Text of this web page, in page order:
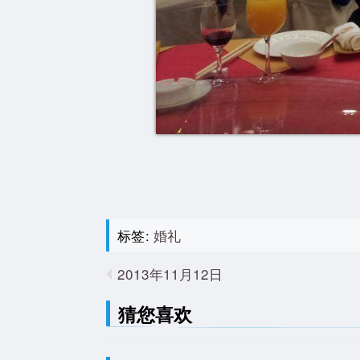
标签: 婚礼
2013年11月12日
猜您喜欢